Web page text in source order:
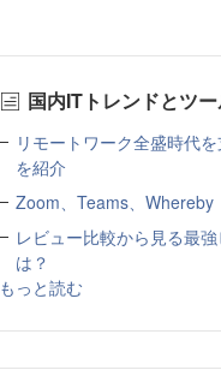
国内ITトレンドとツ
リモートワーク全盛時代
を紹介
Zoom、Teams、
レビュー比較から見る最
は？
もっと読む